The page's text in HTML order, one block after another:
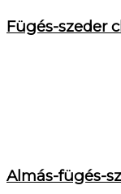
Fügés-szeder
Almás-fügés-